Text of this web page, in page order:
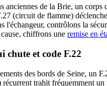
anciennes de la Brie, un corps
(circuit de flamme)
l'échangeur, contrôlons la
chiffrons une remise en
chute et code F.22
des bords de Seine, un
récurrent trahit fréquemment un